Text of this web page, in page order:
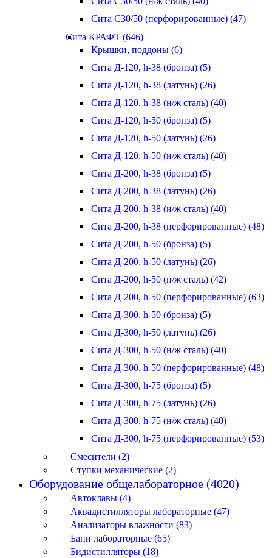
Сита С30/50 (перфорированные) (47)
Сита КРАФТ (646)
Крышки, поддоны (6)
Сита Д-120, h-38 (бронза) (5)
Сита Д-120, h-38 (латунь) (26)
Сита Д-120, h-38 (н/ж сталь) (40)
Сита Д-120, h-50 (бронза) (5)
Сита Д-120, h-50 (латунь) (26)
Сита Д-120, h-50 (н/ж сталь) (40)
Сита Д-200, h-38 (бронза) (5)
Сита Д-200, h-38 (латунь) (26)
Сита Д-200, h-38 (н/ж сталь) (40)
Сита Д-200, h-38 (перфорированные) (48)
Сита Д-200, h-50 (бронза) (5)
Сита Д-200, h-50 (латунь) (26)
Сита Д-200, h-50 (н/ж сталь) (42)
Сита Д-200, h-50 (перфорированные) (63)
Сита Д-300, h-50 (бронза) (5)
Сита Д-300, h-50 (латунь) (26)
Сита Д-300, h-50 (н/ж сталь) (40)
Сита Д-300, h-50 (перфорированные) (48)
Сита Д-300, h-75 (бронза) (5)
Сита Д-300, h-75 (латунь) (26)
Сита Д-300, h-75 (н/ж сталь) (40)
Сита Д-300, h-75 (перфорированные) (53)
Смесители (2)
Ступки механические (2)
Оборудование общелабораторное (4020)
Автоклавы (4)
Аквадистилляторы лабораторные (47)
Анализаторы влажности (83)
Бани лабораторные (65)
Бидистилляторы (18)